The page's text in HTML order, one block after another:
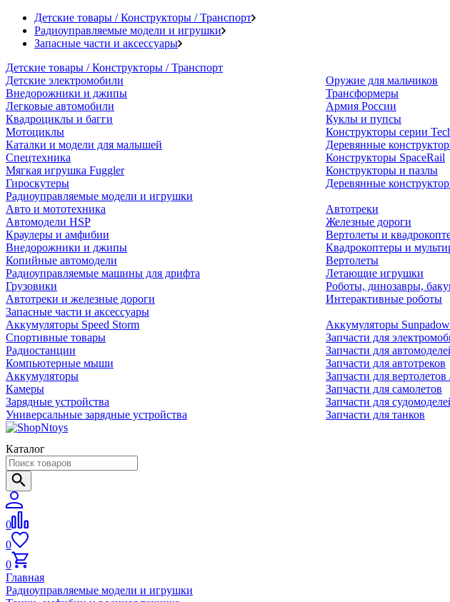
Детские товары / Конструкторы / Транспорт
Радиоуправляемые модели и игрушки
Запасные части и аксессуары
Детские товары / Конструкторы / Транспорт
Детские электромобили
Внедорожники и джипы
Легковые автомобили
Квадроциклы и багги
Мотоциклы
Каталки и модели для малышей
Спецтехника
Мягкая игрушка Fuggler
Гироскутеры
Оружие для мальчиков
Трансформеры
Армия России
Куклы и пупсы
Конструкторы серии
Деревянные
Конструкторы SpaceRail
Конструкторы и пазлы
Деревянные
Радиоуправляемые модели и игрушки
Авто и мототехника
Автомодели HSP
Краулеры и амфибии
Внедорожники и джипы
Копийные автомодели
Радиоуправляемые машины для дрифта
Грузовики
Автотреки и железные дороги
Автотреки
Железные дороги
Вертолеты и
Квадрокоптеры и
Вертолеты
Летающие игрушки
Роботы, динозавры,
Интерактивные роботы
Запасные части и аксессуары
Аккумуляторы Speed Storm
Спортивные товары
Радиостанции
Компьютерные мыши
Аккумуляторы
Камеры
Зарядные устройства
Универсальные зарядные устройства
Аккумуляторы Sunpadow
Запчасти для
Запчасти для
Запчасти для автотреков
Запчасти для
Запчасти для самолетов
Запчасти для
Запчасти для танков
Каталог
0
0
0
Главная
Радиоуправляемые модели и игрушки